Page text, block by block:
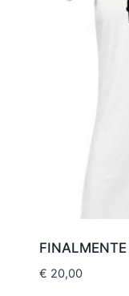
€ 20,00